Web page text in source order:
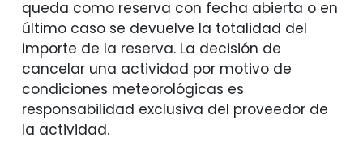
queda como reserva con fecha abierta o en
último caso se devuelve la totalidad del
importe de la reserva. La decisión de
cancelar una actividad por motivo de
condiciones meteorológicas es
responsabilidad exclusiva del proveedor de
la actividad.